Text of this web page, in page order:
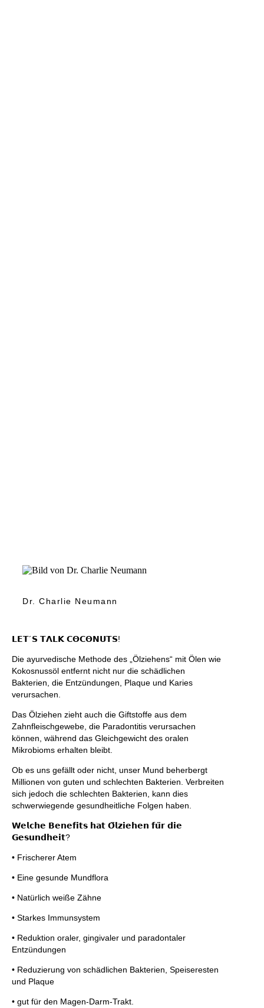
Dr. Charlie Neumann
𝗟𝗘𝗧´𝗦 𝗧𝝠𝗟𝗞 𝗖𝝝𝗖𝝝𝗡𝗨𝗧𝗦!
Die ayurvedische Methode des „Ölziehens“ mit Ölen wie
Kokosnussöl entfernt nicht nur die schädlichen
Bakterien, die Entzündungen, Plaque und Karies
verursachen.
Das Ölziehen zieht auch die Giftstoffe aus dem
Zahnfleischgewebe, die Paradontitis verursachen
können, während das Gleichgewicht des oralen
Mikrobioms erhalten bleibt.
Ob es uns gefällt oder nicht, unser Mund beherbergt
Millionen von guten und schlechten Bakterien. Verbreiten
sich jedoch die schlechten Bakterien, kann dies
schwerwiegende gesundheitliche Folgen haben.
𝗪𝗲𝗹𝗰𝗵𝗲 𝗕𝗲𝗻𝗲𝗳𝗶𝘁𝘀 𝗵𝗮𝘁 𝗢̈𝗹𝘇𝗶𝗲𝗵𝗲𝗻 𝗳𝘂̈𝗿 𝗱𝗶𝗲
𝗚𝗲𝘀𝘂𝗻𝗱𝗵𝗲𝗶𝘁?
• Frischerer Atem
• Eine gesunde Mundflora
• Natürlich weiße Zähne
• Starkes Immunsystem
• Reduktion oraler, gingivaler und paradontaler
Entzündungen
• Reduzierung von schädlichen Bakterien, Speiseresten
und Plaque
• gut für den Magen-Darm-Trakt.